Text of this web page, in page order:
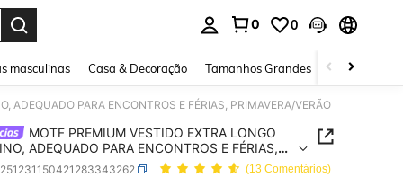
0 0
masculinas Casa & Decoração Tamanhos Grandes Joias e
ADEQUADO PARA ENCONTROS E FÉRIAS, PRIMAVERA/VERÃO
MOTF PREMIUM VESTIDO EXTRA LONGO
ADEQUADO PARA ENCONTROS E FÉRIAS,
VERÃO
(13 Comentários)